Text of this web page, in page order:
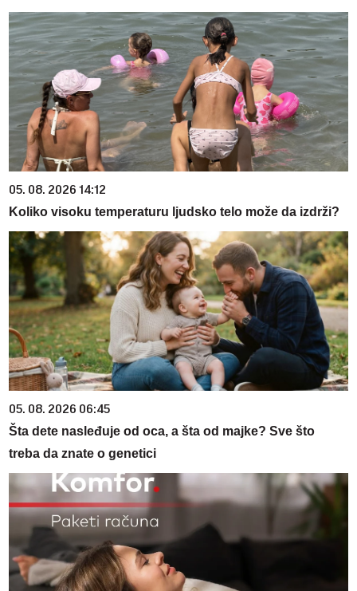
05. 08. 2026 14:12
Koliko visoku temperaturu ljudsko telo može da izdrži?
05. 08. 2026 06:45
Šta dete nasleđuje od oca, a šta od majke? Sve što
treba da znate o genetici